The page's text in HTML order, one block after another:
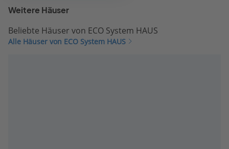
Weitere Häuser
Beliebte Häuser von ECO System HAUS
Alle Häuser von ECO System HAUS